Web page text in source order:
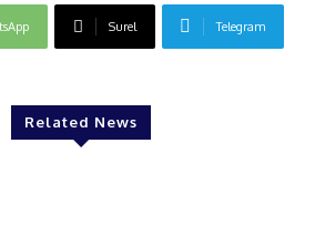
Surel Telegram
Related News